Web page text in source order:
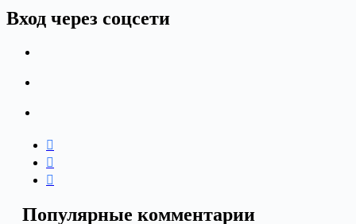
Вход через соцсети
Популярные комментарии